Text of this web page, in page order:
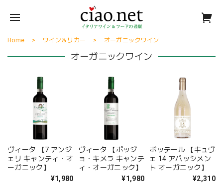
Home ワイン＆リカー オーガニックワイン
オーガニックワイン
ヴィータ 【7 アンジ
ェリ キャンティ・オ
ーガニック】
¥1,980
ヴィータ 【ポッジ
ョ・キメラ キャンテ
ィ・オーガニック】
¥1,980
ボッテール 【キュヴ
ェ 14 アパッシメン
ト オーガニック】
¥2,310